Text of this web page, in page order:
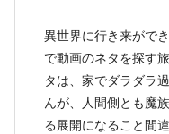
異世界に行き来がで
で動画のネタを探す
タは、家でダラダラ
んが、人間側とも魔
る展開になること間